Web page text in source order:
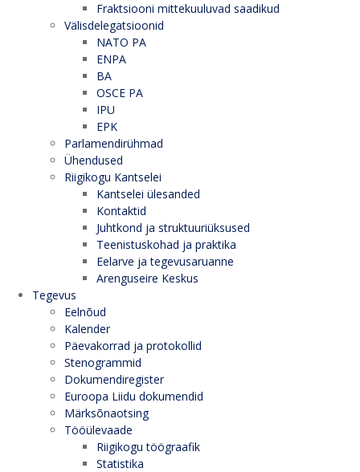
Fraktsiooni mittekuuluvad saadikud
Välisdelegatsioonid
NATO PA
ENPA
BA
OSCE PA
IPU
EPK
Parlamendirühmad
Ühendused
Riigikogu Kantselei
Kantselei ülesanded
Kontaktid
Juhtkond ja struktuuriüksused
Teenistuskohad ja praktika
Eelarve ja tegevusaruanne
Arenguseire Keskus
Tegevus
Eelnõud
Kalender
Päevakorrad ja protokollid
Stenogrammid
Dokumendiregister
Euroopa Liidu dokumendid
Märksõnaotsing
Tööülevaade
Riigikogu töögraafik
Statistika